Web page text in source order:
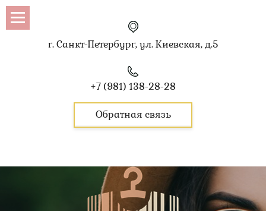
г. Санкт-Петербург, ул. Киевская, д.5
+7 (981) 138-28-28
Обратная связь